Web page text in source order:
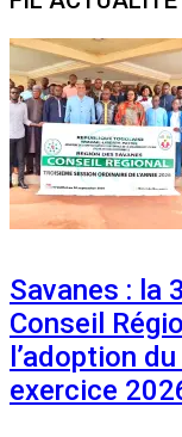
Savanes : la
Conseil
l’adoption
exercice